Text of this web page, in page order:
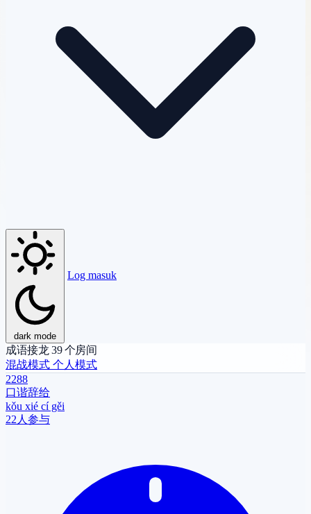
dark mode
Log masuk
成语接龙 39个房间
混战模式 个人模式
2288
口谐辞给
kǒu xié cí gěi
22人参与